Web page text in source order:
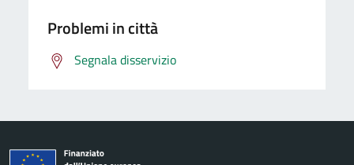
Problemi in città
Segnala disservizio